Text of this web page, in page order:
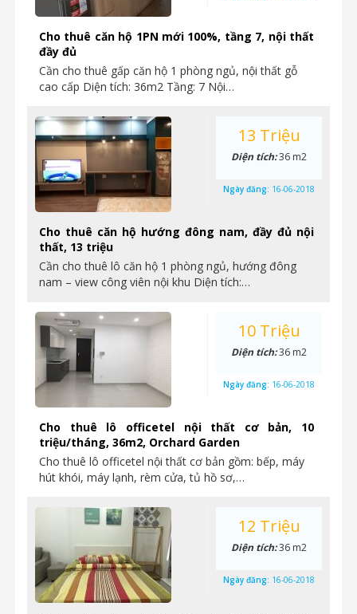
Cho thuê căn hộ 1PN mới 100%, tầng 7, nội thất
đầy đủ
Cần cho thuê gấp căn hộ 1 phòng ngủ, nội thất gỗ
cao cấp Diện tích: 36m2 Tầng: 7 Nội…
Cho thuê căn hộ hướng đông nam, đầy đủ nội
thất, 13 triệu
Cần cho thuê lô căn hộ 1 phòng ngủ, hướng đông
nam – view công viên nội khu Diện tích:…
13 Triệu
Diện tích:36 m2
Ngày đăng: 16-06-2018
Cho thuê lô officetel nội thất cơ bản, 10
triệu/tháng, 36m2, Orchard Garden
Cho thuê lô officetel nội thất cơ bản gồm: bếp, máy
hút khói, máy lạnh, rèm cửa, tủ hồ sơ,…
10 Triệu
Diện tích:36 m2
Ngày đăng: 16-06-2018
12 Triệu
Diện tích:36 m2
Ngày đăng: 16-06-2018